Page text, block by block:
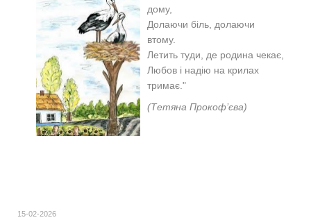
дому,
Долаючи біль, долаючи
втому.
Летить туди, де родина чекає,
Любов і надію на крилах
тримає."
(Тетяна Прокоф’єва)
15-02-2026